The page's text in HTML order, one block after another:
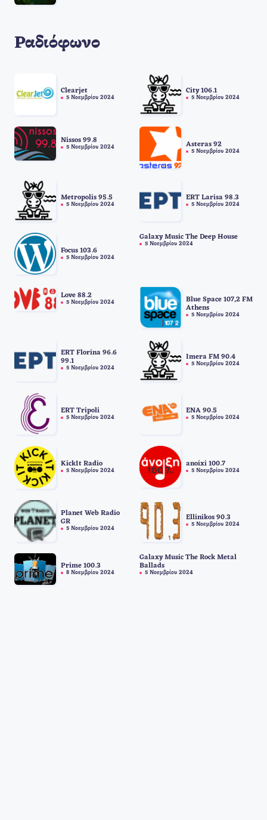
Ραδιόφωνο
Clearjet
5 Νοεμβρίου 2024
City 106.1
5 Νοεμβρίου 2024
Nissos 99.8
5 Νοεμβρίου 2024 Asteras 92
5 Νοεμβρίου 2024
Metropolis 95.5
5 Νοεμβρίου 2024
ERT Larisa 98.3
5 Νοεμβρίου 2024
Focus 103.6
5 Νοεμβρίου 2024
Galaxy Music The Deep House
5 Νοεμβρίου 2024
Love 88.2
5 Νοεμβρίου 2024
Blue Space 107,2 FM
Athens
5 Νοεμβρίου 2024
ERT Florina 96.6
99.1
5 Νοεμβρίου 2024
Imera FM 90.4
5 Νοεμβρίου 2024
ERT Tripoli
5 Νοεμβρίου 2024
ΕΝΑ 90.5
5 Νοεμβρίου 2024
KickIt Radio
5 Νοεμβρίου 2024
anoixi 100.7
5 Νοεμβρίου 2024
Planet Web Radio
GR
5 Νοεμβρίου 2024
Ellinikos 90.3
5 Νοεμβρίου 2024
Prime 100.3
8 Νοεμβρίου 2024
Galaxy Music The Rock Metal
Ballads
5 Νοεμβρίου 2024